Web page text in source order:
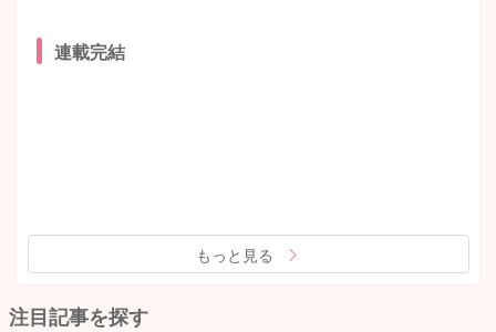
連載完結
もっと見る
注目記事を探す